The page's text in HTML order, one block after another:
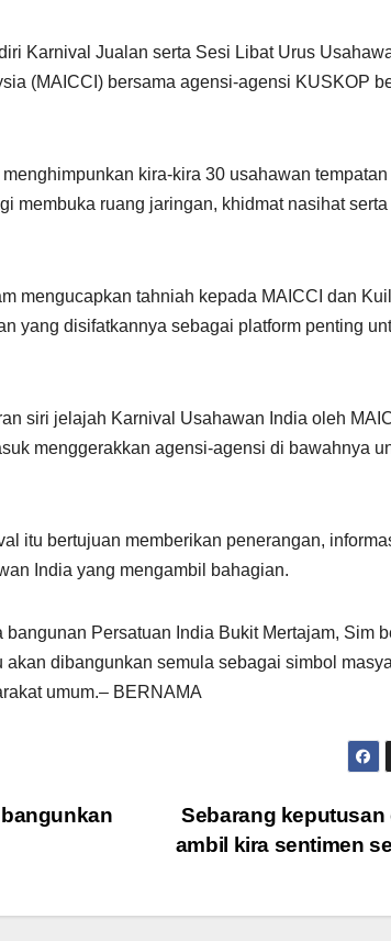
Karnival Jualan serta Sesi Libat Urus
(MAICCI) bersama agensi-agensi KUSKOP
kira-kira 30 usahawan
membuka ruang jaringan, khidmat nasihat
mengucapkan tahniah kepada MAICCI dan
yang disifatkannya sebagai platform penting
siri jelajah Karnival Usahawan India oleh
menggerakkan agensi-agensi di bawahnya
itu bertujuan memberikan penerangan,
India yang mengambil bahagian.
Persatuan India Bukit Mertajam, Sim
dibangunkan semula sebagai simbol
umum.– BERNAMA
Sebarang
ambil kira sentimen